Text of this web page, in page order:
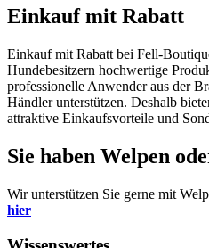
Einkauf mit Rabatt
Einkauf mit Rabatt bei Fell-
Hundebesitzern hochwertige
professionelle Anwender aus der
Händler unterstützen. Deshalb
attraktive Einkaufsvorteile und
Sie haben Welpen
Wir unterstützen Sie gerne mit
hier